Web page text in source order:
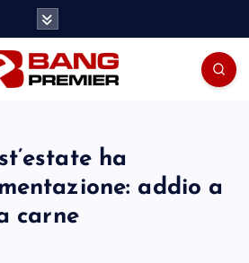
ha
addio a
carne